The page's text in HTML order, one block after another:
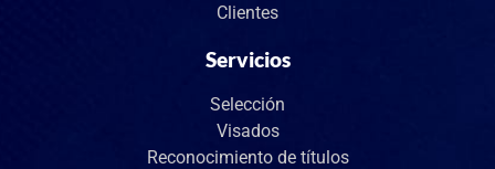
Clientes
Servicios
Selección
Visados
Reconocimiento de títulos